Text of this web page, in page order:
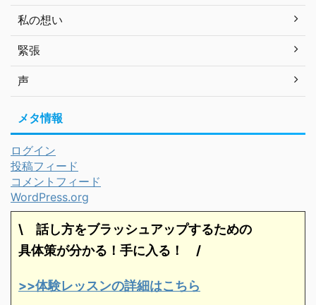
私の想い
緊張
声
メタ情報
ログイン
投稿フィード
コメントフィード
WordPress.org
\ 話し方をブラッシュアップするための
具体策が分かる！手に入る！ /
>>体験レッスンの詳細はこちら